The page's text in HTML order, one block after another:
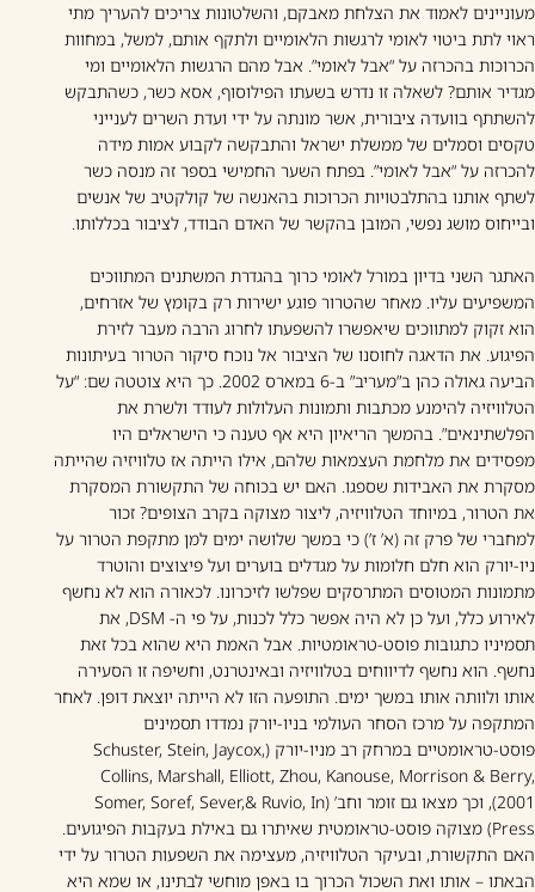
מעוניינים לאמוד את הצלחת מאבקם, והשלטונות צריכים להעריך מתי
ראוי לתת ביטוי לאומי לרגשות הלאומיים ולתקף אותם, למשל, במחוות
הכרוכות בהכרזה על “אבל לאומי”. אבל מהם הרגשות הלאומיים ומי
מגדיר אותם? לשאלה זו נדרש בשעתו הפילוסוף, אסא כשר, כשהתבקש
להשתתף בוועדה ציבורית, אשר מונתה על ידי ועדת השרים לענייני
טקסים וסמלים של ממשלת ישראל והתבקשה לקבוע אמות מידה
להכרזה על “אבל לאומי”. בפתח השער החמישי בספר זה מנסה כשר
לשתף אותנו בהתלבטויות הכרוכות בהאנשה של קולקטיב של אנשים
ובייחוס מושג נפשי, המובן בהקשר של האדם הבודד, לציבור בכללותו.
האתגר השני בדיון במורל לאומי כרוך בהגדרת המשתנים המתווכים
המשפיעים עליו. מאחר שהטרור פוגע ישירות רק בקומץ של אזרחים,
הוא זקוק למתווכים שיאפשרו להשפעתו לחרוג הרבה מעבר לזירת
הפיגוע. את הדאגה לחוסנו של הציבור אל נוכח סיקור הטרור בעיתונות
הביעה גאולה כהן ב”מעריב” ב-6 במארס 2002. כך היא צוטטה שם: “על
הטלוויזיה להימנע מכתבות ותמונות העלולות לעודד ולשרת את
הפלשתינאים”. בהמשך הריאיון היא אף טענה כי הישראלים היו
מפסידים את מלחמת העצמאות שלהם, אילו הייתה אז טלוויזיה שהייתה
מסקרת את האבידות שספגו. האם יש בכוחה של התקשורת המסקרת
את הטרור, במיוחד הטלוויזיה, ליצור מצוקה בקרב הצופים? זכור
למחברי של פרק זה (א’ ז’) כי במשך שלושה ימים למן מתקפת הטרור על
ניו-יורק הוא חלם חלומות על מגדלים בוערים ועל פיצוצים והוטרד
מתמונות המטוסים המתרסקים שפלשו לזיכרונו. לכאורה הוא לא נחשף
לאירוע כלל, ועל כן לא היה אפשר כלל לכנות, על פי ה- DSM, את
תסמיניו כתגובות פוסט-טראומטיות. אבל האמת היא שהוא בכל זאת
נחשף. הוא נחשף לדיווחים בטלוויזיה ובאינטרנט, וחשיפה זו הסעירה
אותו ולוותה אותו במשך ימים. התופעה הזו לא הייתה יוצאת דופן. לאחר
המתקפה על מרכז הסחר העולמי בניו-יורק נמדדו תסמינים
פוסט-טראומטיים במרחק רב מניו-יורק (Schuster, Stein, Jaycox,
Collins, Marshall, Elliott, Zhou, Kanouse, Morrison & Berry,
2001), וכך מצאו גם זומר וחב’ (Somer, Soref, Sever,& Ruvio, In
Press) מצוקה פוסט-טראומטית שאיתרו גם באילת בעקבות הפיגועים.
האם התקשורת, ובעיקר הטלוויזיה, מעצימה את השפעות הטרור על ידי
הבאתו – אותו ואת השכול הכרוך בו באפן מוחשי לבתינו, או שמא היא